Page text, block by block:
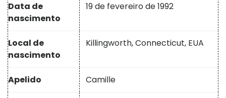
Data de
nascimento
19 de fevereiro de 1992
Local de
nascimento
Killingworth, Connecticut, EUA
Apelido Camille